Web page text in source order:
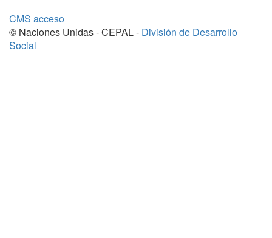
CMS acceso
© Naciones Unidas - CEPAL - División de Desarrollo
Social